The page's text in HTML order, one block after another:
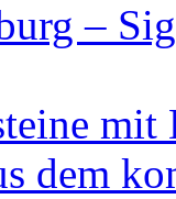
–
mit
dem